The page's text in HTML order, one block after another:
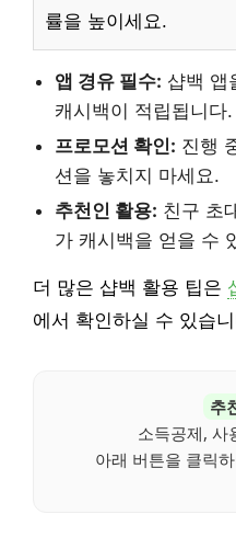
률을 높이세요.
앱 경유 필수: 샵백 앱
캐시백이 적립됩니다.
프로모션 확인: 진행
션을 놓치지 마세요.
추천인 활용: 친구 초
가 캐시백을 얻을 수
더 많은 샵백 활용 팁은
에서 확인하실 수 있습
추
소득공제, 사
아래 버튼을 클릭